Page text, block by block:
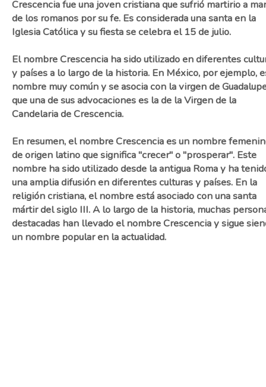
Crescencia fue una joven cristiana que sufrió martirio a
de los romanos por su fe. Es considerada una santa en la
Iglesia Católica y su fiesta se celebra el 15 de julio.
El nombre Crescencia ha sido utilizado en diferentes
y países a lo largo de la historia. En México, por ejemplo,
nombre muy común y se asocia con la virgen de
que una de sus advocaciones es la de la Virgen de la
Candelaria de Crescencia.
En resumen, el nombre Crescencia es un nombre
de origen latino que significa "crecer" o "prosperar". Este
nombre ha sido utilizado desde la antigua Roma y ha
una amplia difusión en diferentes culturas y países. En la
religión cristiana, el nombre está asociado con una santa
mártir del siglo III. A lo largo de la historia, muchas
destacadas han llevado el nombre Crescencia y sigue
un nombre popular en la actualidad.